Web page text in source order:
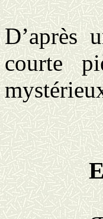
D’après
courte